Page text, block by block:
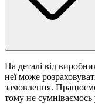
На деталі від
неї може
замовлення.
тому не сумніваємось